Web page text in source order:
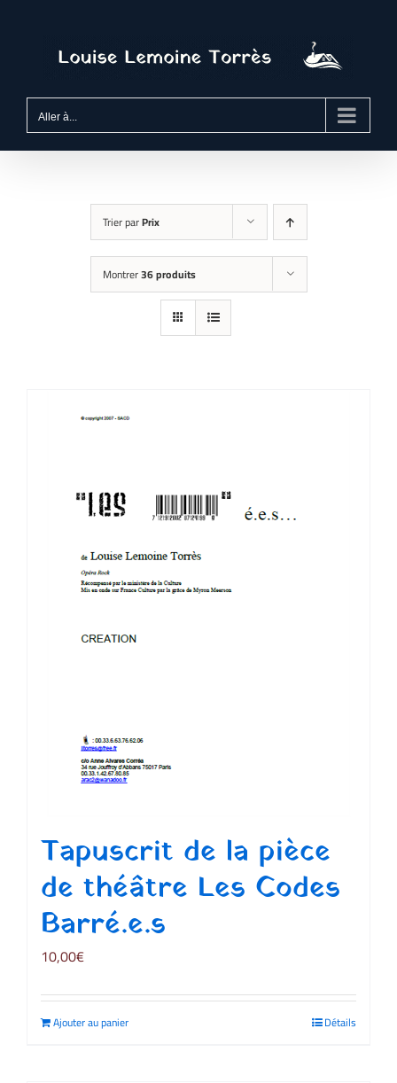
Aller à...
Trier parPrix
Montrer36 produits
Tapuscrit de la pièce
de théâtre Les Codes
Barré.e.s
10,00€
Ajouter au panier Détails